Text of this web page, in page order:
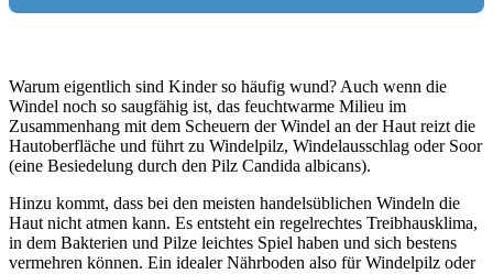
Warum eigentlich sind Kinder so häufig wund? Auch wenn die
Windel noch so saugfähig ist, das feuchtwarme Milieu im
Zusammenhang mit dem Scheuern der Windel an der Haut reizt die
Hautoberfläche und führt zu Windelpilz, Windelausschlag oder Soor
(eine Besiedelung durch den Pilz Candida albicans).
Hinzu kommt, dass bei den meisten handelsüblichen Windeln die
Haut nicht atmen kann. Es entsteht ein regelrechtes Treibhausklima,
in dem Bakterien und Pilze leichtes Spiel haben und sich bestens
vermehren können. Ein idealer Nährboden also für Windelpilz oder